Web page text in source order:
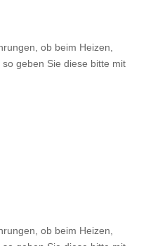
ob beim Heizen,
geben Sie diese bitte mit
ob beim Heizen,